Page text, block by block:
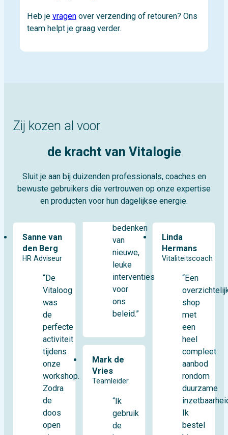
Heb je vragenover verzending of retouren? Ons
team helpt je graag verder.
Zij kozen al voor
de kracht van Vitalogie
Sluit je aan bij duizenden professionals, coaches en
bewuste gebruikers die vertrouwen op onze expertise
en producten voor hun dagelijkse energie.
Sanne van
den Berg
HR Adviseur
“De
Vitaloog
was
de
perfecte
activiteit
tijdens
onze
workshop.
Zodra
de
doos
open
bedenken
van
nieuwe,
leuke
interventies
voor
ons
beleid.”
Mark de
Vries
Teamleider
“Ik
gebruik
de
Linda
Hermans
Vitaliteitscoach
“Een
shop
met
een
heel
compleet
aanbod
rondom
duurzame
Ik
bestel